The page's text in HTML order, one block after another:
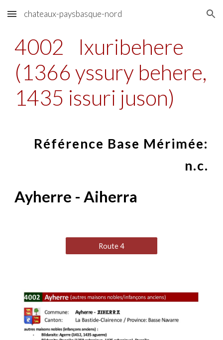
Skip to main content Skip to navigation
chateaux-paysbasque-nord
4002
Ixuribehere
(1366 yssury behere,
1435 issuri juson)
Référence Base Mérimée:
n.c.
Ayherre - Aiherra
Route 4